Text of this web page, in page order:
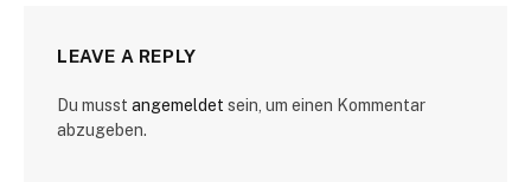
LEAVE A REPLY
Du musst angemeldet sein, um einen Kommentar
abzugeben.